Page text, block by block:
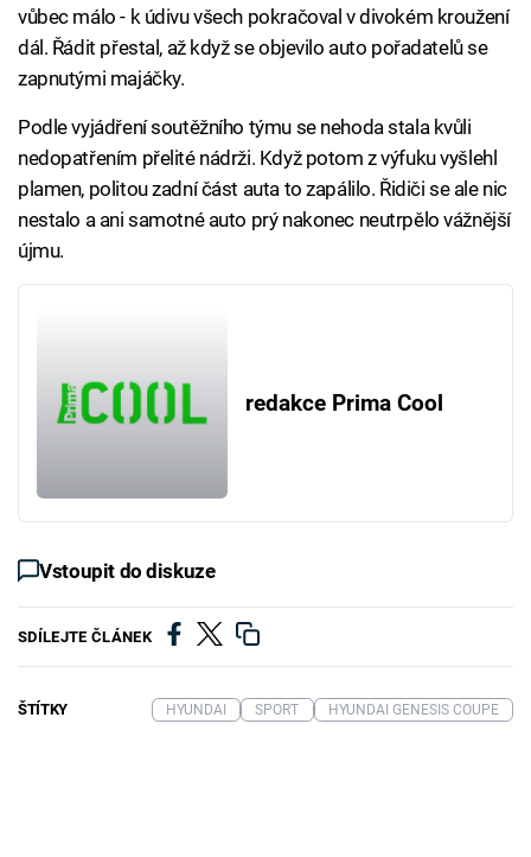
vůbec málo - k údivu všech pokračoval v divokém kroužení
dál. Řádit přestal, až když se objevilo auto pořadatelů se
zapnutými majáčky.
Podle vyjádření soutěžního týmu se nehoda stala kvůli
nedopatřením přelité nádrži. Když potom z výfuku vyšlehl
plamen, politou zadní část auta to zapálilo. Řidiči se ale nic
nestalo a ani samotné auto prý nakonec neutrpělo vážnější
újmu.
redakce Prima Cool
Vstoupit do diskuze
SDÍLEJTE ČLÁNEK
ŠTÍTKY HYUNDAI SPORT HYUNDAI GENESIS COUPE